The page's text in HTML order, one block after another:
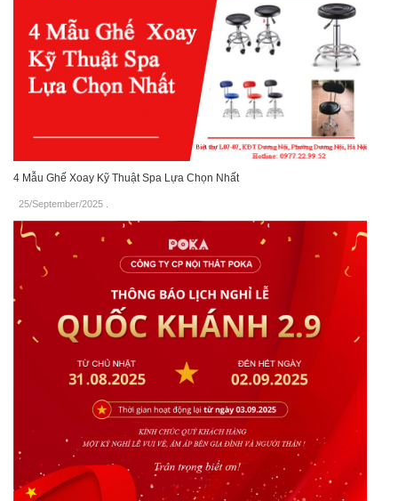
4 Mẫu Ghế Xoay Kỹ Thuật Spa Lựa Chọn Nhất
25/September/2025